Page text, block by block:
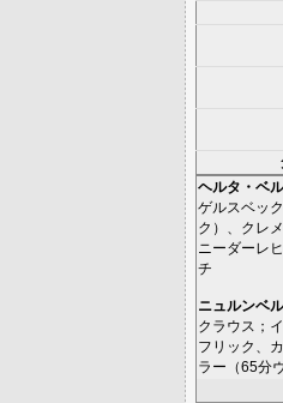
ヘルタ・ベ
ゲルスベック
ク ）、 クレ
ニーダーレ
チ
ニュルンベ
クラウス ；
フリック
ラー （65分